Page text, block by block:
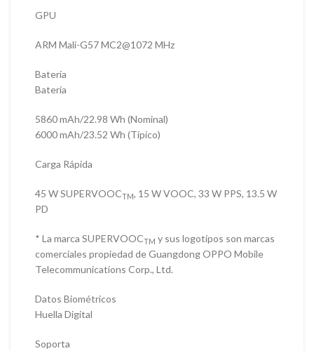
GPU
ARM Mali-G57 MC2@1072 MHz
Batería
Batería
5860 mAh/22.98 Wh (Nominal)
6000 mAh/23.52 Wh (Típico)
Carga Rápida
45 W SUPERVOOCTM, 15 W VOOC, 33 W PPS, 13.5 W
PD
* La marca SUPERVOOCTM y sus logotipos son marcas
comerciales propiedad de Guangdong OPPO Mobile
Telecommunications Corp., Ltd.
Datos Biométricos
Huella Digital
Soporta